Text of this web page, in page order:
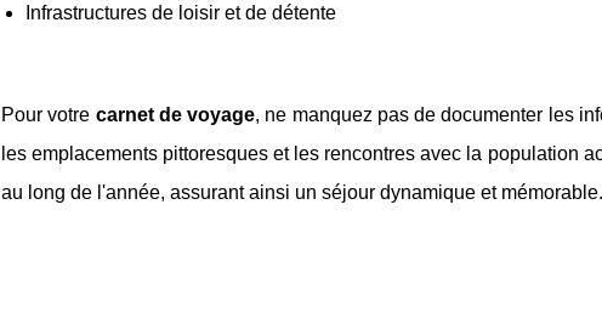
Infrastructures de loisir et de détente
Pour votre carnet de voyage, ne manquez pas de documenter les
les emplacements pittoresques et les rencontres avec la population
au long de l'année, assurant ainsi un séjour dynamique et mémorable.